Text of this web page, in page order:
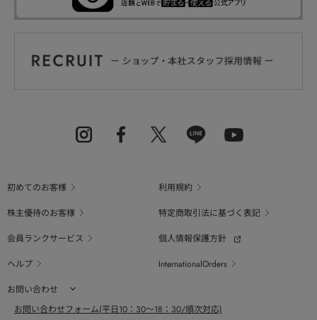
初めてのお客様
利用規約
株主優待のお客様
特定商取引法に基づく表記
会員ランクサービス
個人情報保護方針
ヘルプ
InternationalOrders
お問い合わせ
お問い合わせフォーム(平日10：30～18：30/順次対応)